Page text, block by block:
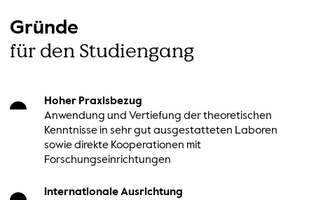
Gründe
für den Studiengang
Hoher Praxisbezug
Anwendung und Vertiefung der theoretischen
Kenntnisse in sehr gut ausgestatteten Laboren
sowie direkte Kooperationen mit
Forschungseinrichtungen
Internationale Ausrichtung